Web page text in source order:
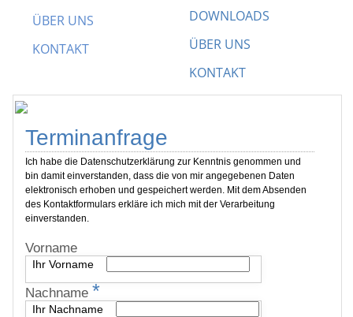
ÜBER UNS
KONTAKT
DOWNLOADS
ÜBER UNS
KONTAKT
Anfragen
(Keine Terminvergabe!)
rostock.de
Terminanfrage
Ich habe die Datenschutzerklärung zur Kenntnis genommen und
bin damit einverstanden, dass die von mir angegebenen Daten
elektronisch erhoben und gespeichert werden. Mit dem Absenden
des Kontaktformulars erkläre ich mich mit der Verarbeitung
einverstanden.
Vorname
Ihr Vorname
Nachname *
Ihr Nachname